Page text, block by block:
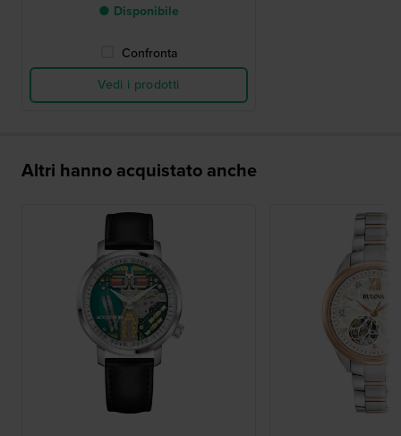
● Disponibile
Confronta
Vedi i prodotti
Altri hanno acquistato anche